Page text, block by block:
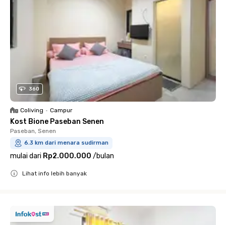
360
Coliving • Campur
Kost Bione Paseban Senen
Paseban, Senen
6.3 km dari menara sudirman
mulai dari Rp2.000.000 /bulan
Lihat info lebih banyak